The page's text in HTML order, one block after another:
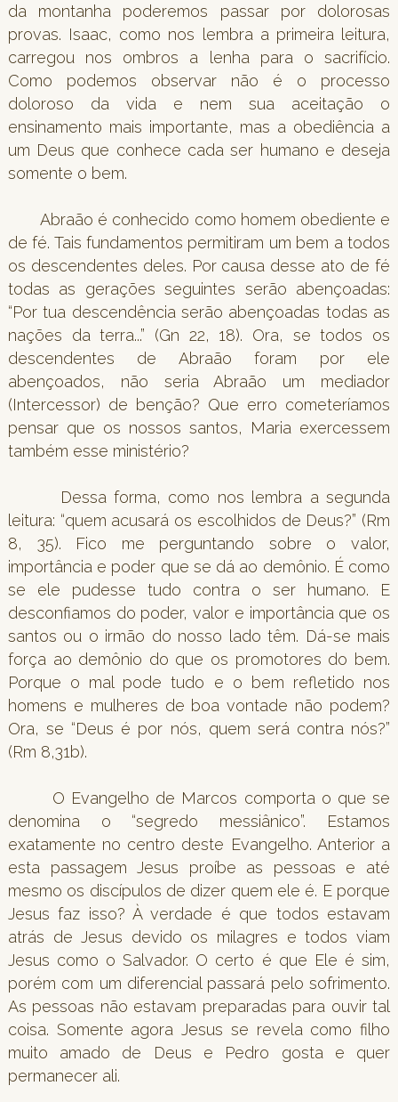
da montanha poderemos passar por dolorosas
provas. Isaac, como nos lembra a primeira leitura,
carregou nos ombros a lenha para o sacrifício.
Como podemos observar não é o processo
doloroso da vida e nem sua aceitação o
ensinamento mais importante, mas a obediência a
um Deus que conhece cada ser humano e deseja
somente o bem.
Abraão é conhecido como homem obediente e
de fé. Tais fundamentos permitiram um bem a todos
os descendentes deles. Por causa desse ato de fé
todas as gerações seguintes serão abençoadas:
“Por tua descendência serão abençoadas todas as
nações da terra...” (Gn 22, 18). Ora, se todos os
descendentes de Abraão foram por ele
abençoados, não seria Abraão um mediador
(Intercessor) de benção? Que erro cometeríamos
pensar que os nossos santos, Maria exercessem
também esse ministério?
Dessa forma, como nos lembra a segunda
leitura: “quem acusará os escolhidos de Deus?” (Rm
8, 35). Fico me perguntando sobre o valor,
importância e poder que se dá ao demônio. É como
se ele pudesse tudo contra o ser humano. E
desconfiamos do poder, valor e importância que os
santos ou o irmão do nosso lado têm. Dá-se mais
força ao demônio do que os promotores do bem.
Porque o mal pode tudo e o bem refletido nos
homens e mulheres de boa vontade não podem?
Ora, se “Deus é por nós, quem será contra nós?”
(Rm 8,31b).
O Evangelho de Marcos comporta o que se
denomina o “segredo messiânico”. Estamos
exatamente no centro deste Evangelho. Anterior a
esta passagem Jesus proíbe as pessoas e até
mesmo os discípulos de dizer quem ele é. E porque
Jesus faz isso? À verdade é que todos estavam
atrás de Jesus devido os milagres e todos viam
Jesus como o Salvador. O certo é que Ele é sim,
porém com um diferencial passará pelo sofrimento.
As pessoas não estavam preparadas para ouvir tal
coisa. Somente agora Jesus se revela como filho
muito amado de Deus e Pedro gosta e quer
permanecer ali.